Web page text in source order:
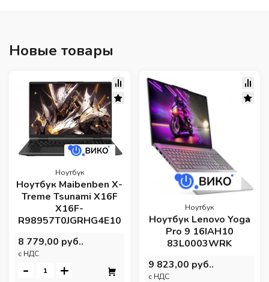
Новые товары
Ноутбук
Ноутбук Maibenben X-
Treme Tsunami X16F
X16F-
R98957T0JGRHG4E10
8 779,00 руб..
c НДС
- +
Ноутбук
Ноутбук Lenovo Yoga
Pro 9 16IAH10
83L0003WRK
9 823,00 руб..
c НДС